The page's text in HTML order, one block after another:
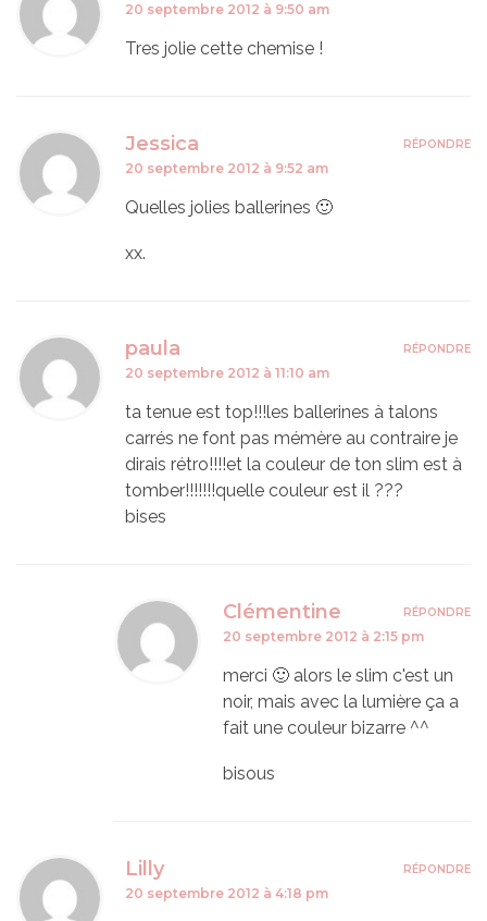
20 septembre 2012 à 9:50 am
Tres jolie cette chemise !
Jessica
20 septembre 2012 à 9:52 am
Quelles jolies ballerines 🙂
xx.
RÉPONDRE
paula
20 septembre 2012 à 11:10 am
ta tenue est top!!!les ballerines à talons
carrés ne font pas mémère au contraire je
dirais rétro!!!!et la couleur de ton slim est à
tomber!!!!!!!quelle couleur est il ???
bises
RÉPONDRE
Clémentine
20 septembre 2012 à 2:15 pm
merci 🙂 alors le slim c'est un
noir, mais avec la lumière ça a
fait une couleur bizarre ^^
bisous
RÉPONDRE
Lilly
20 septembre 2012 à 4:18 pm
RÉPONDRE